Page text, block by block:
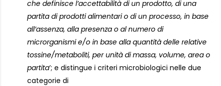
che definisce l’accettabilità di un prodotto, di una
partita di prodotti alimentari o di un processo, in base
all’assenza, alla presenza o al numero di
microrganismi e/o in base alla quantità delle relative
tossine/metaboliti, per unità di massa, volume, area o
partita’; e distingue i criteri microbiologici nelle due
categorie di